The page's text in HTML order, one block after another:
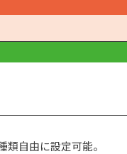
自由に設定可能。